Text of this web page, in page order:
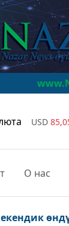
USD
О нас